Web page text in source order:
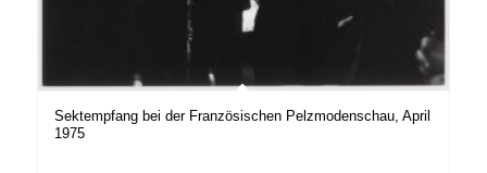
Sektempfang bei der Französischen Pelzmodenschau, April
1975